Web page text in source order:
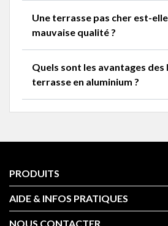
Une terrasse pas cher est-
mauvaise qualité ?
Quels sont les avantages des
terrasse en aluminium ?
PRODUITS
AIDE & INFOS PRATIQUES
NOUS CONTACTER